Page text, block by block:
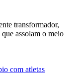
transformador,
assolam o meio